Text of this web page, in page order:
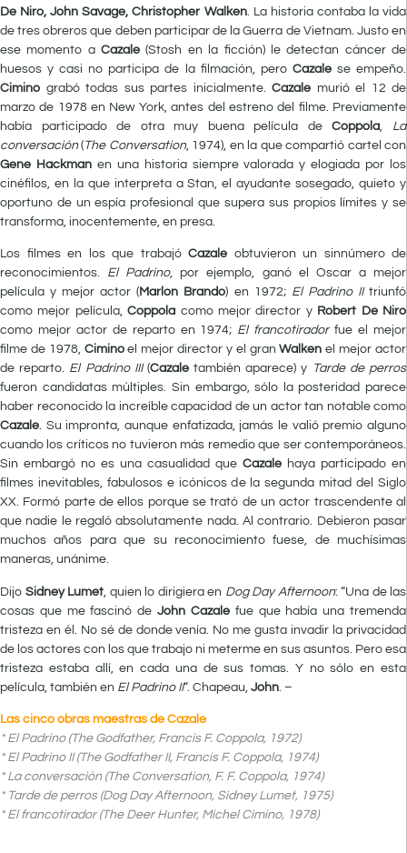
De Niro, John Savage, Christopher Walken. La historia contaba la vida
de tres obreros que deben participar de la Guerra de Vietnam. Justo en
ese momento aCazale (Stosh en la ficción) le detectan cáncer de
huesos y casi no participa de la filmación, pero Cazalese empeño.
Cimino grabó todas sus partes inicialmente. Cazale murió el 12 de
marzo de 1978 en New York, antes del estreno del filme. Previamente
había participado de otra muy buena película deCoppola
La
conversación(The Conversation, 1974), en la que compartió cartel con
Gene Hackmanen una historia siempre valorada y elogiada por los
cinéfilos, en la que interpreta a Stan, el ayudante sosegado, quieto y
oportuno de un espía profesional que supera sus propios límites y se
transforma, inocentemente, en presa.
Los filmes en los que trabajó Cazale obtuvieron un sinnúmero de
reconocimientos. El Padrino, por ejemplo, ganó el Oscar a mejor
película y mejor actor (Marlon Brando) en 1972; El Padrino IItriunfó
como mejor película,Coppola como mejor director y Robert De Niro
como mejor actor de reparto en 1974; El francotiradorfue el mejor
filme de 1978, Ciminoel mejor director y el granWalken el mejor actor
de reparto. El Padrino III(Cazaletambién aparece) y Tarde de perros
fueron candidatas múltiples. Sin embargo, sólo la posteridad parece
haber reconocido la increíble capacidad de un actor tan notable como
Cazale. Su impronta, aunque enfatizada, jamás le valió premio alguno
cuando los críticos no tuvieron más remedio que ser contemporáneos.
Sin embargó no es una casualidad que Cazale haya participado en
filmes inevitables, fabulosos e icónicos de la segunda mitad del Siglo
XX. Formó parte de ellos porque se trató de un actor trascendente al
que nadie le regaló absolutamente nada. Al contrario. Debieron pasar
muchos años para que su reconocimiento fuese, de muchísimas
maneras, unánime.
Dijo Sidney Lumet , quien lo dirigiera en Dog Day Afternoon: “Una de las
cosas que me fascinó deJohn Cazalefue que había una tremenda
tristeza en él. No sé de donde venía. No me gusta invadir la privacidad
de los actores con los que trabajo ni meterme en sus asuntos. Pero esa
tristeza estaba allí, en cada una de sus tomas. Y no sólo en esta
película, también en El Padrino II“. Chapeau, John . –
Las cinco obras maestras de Cazale
* El Padrino (The Godfather, Francis F. Coppola, 1972)
* El Padrino II (The Godfather II, Francis F. Coppola, 1974)
* La conversación (The Conversation, F. F. Coppola, 1974)
* Tarde de perros (Dog Day Afternoon, Sidney Lumet, 1975)
* El francotirador (The Deer Hunter, Michel Cimino, 1978)